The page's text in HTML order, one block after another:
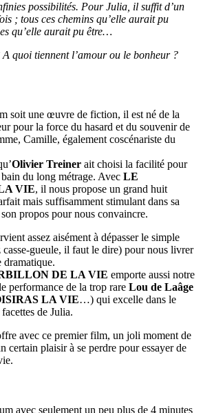
possibilités. Pour Julia, il suffit d’un
; tous ces chemins qu’elle aurait pu
qu’elle aurait pu être…
quoi tiennent l’amour ou le bonheur ?
soit une œuvre de fiction, il est né de la
pour la force du hasard et du souvenir de
Camille, également coscénariste du
Olivier Treiner ait choisi la facilité pour
du long métrage. Avec LE
VIE, il nous propose un grand huit
mais suffisamment stimulant dans sa
propos pour nous convaincre.
assez aisément à dépasser le simple
casse-gueule, il faut le dire) pour nous livrer
dramatique.
DE LA VIE emporte aussi notre
performance de la trop rare Lou de Laâge
LA VIE…) qui excelle dans le
de Julia.
avec ce premier film, un joli moment de
certain plaisir à se perdre pour essayer de
avec seulement un peu plus de 4 minutes